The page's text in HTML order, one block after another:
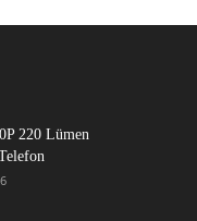
220 Lümen